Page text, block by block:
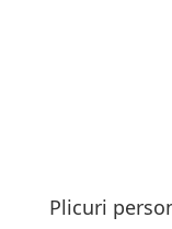
Plicuri